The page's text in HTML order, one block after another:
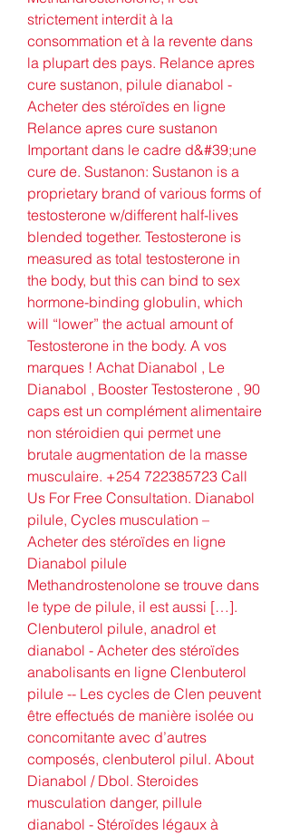
strictement interdit à la
consommation et à la revente dans
la plupart des pays. Relance apres
cure sustanon, pilule dianabol -
Acheter des stéroïdes en ligne
Relance apres cure sustanon
Important dans le cadre d&#39;une
cure de. Sustanon: Sustanon is a
proprietary brand of various forms of
testosterone w/different half-lives
blended together. Testosterone is
measured as total testosterone in
the body, but this can bind to sex
hormone-binding globulin, which
will “lower” the actual amount of
Testosterone in the body. A vos
marques ! Achat Dianabol , Le
Dianabol , Booster Testosterone , 90
caps est un complément alimentaire
non stéroidien qui permet une
brutale augmentation de la masse
musculaire. +254 722385723 Call
Us For Free Consultation. Dianabol
pilule, Cycles musculation –
Acheter des stéroïdes en ligne
Dianabol pilule
Methandrostenolone se trouve dans
le type de pilule, il est aussi […].
Clenbuterol pilule, anadrol et
dianabol - Acheter des stéroïdes
anabolisants en ligne Clenbuterol
pilule -- Les cycles de Clen peuvent
être effectués de manière isolée ou
concomitante avec d’autres
composés, clenbuterol pilul. About
Dianabol / Dbol. Steroides
musculation danger, pillule
dianabol - Stéroïdes légaux à